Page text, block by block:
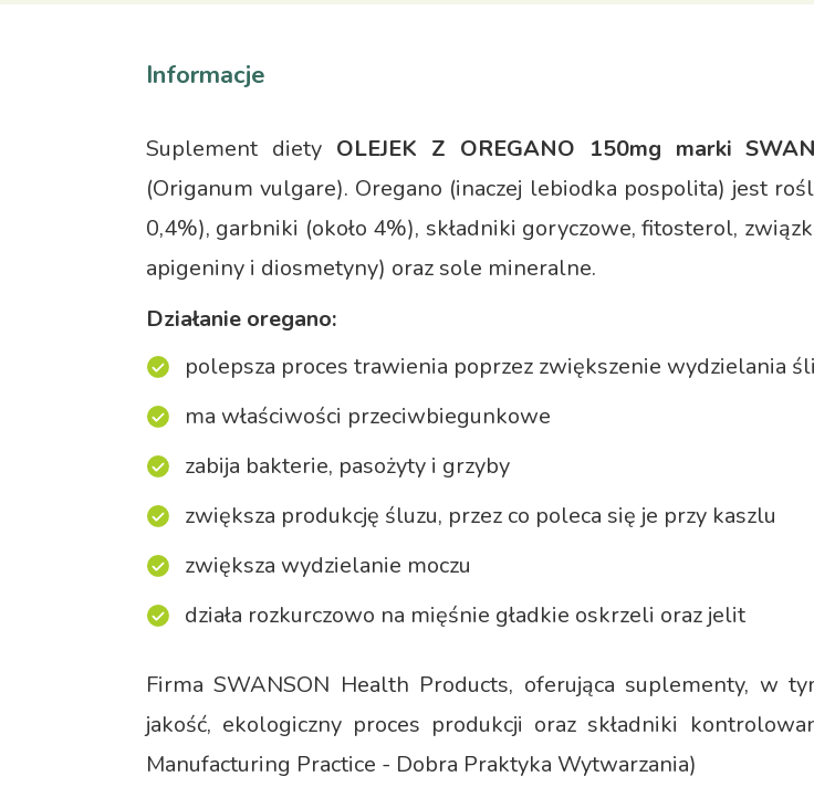
Informacje
Suplement diety OLEJEK Z OREGANO 150mg marki
(Origanum vulgare). Oregano (inaczej lebiodka pospolita) jest
0,4%), garbniki (około 4%), składniki goryczowe, fitosterol,
apigeniny i diosmetyny) oraz sole mineralne.
Działanie oregano:
polepsza proces trawienia poprzez zwiększenie wydzielania
ma właściwości przeciwbiegunkowe
zabija bakterie, pasożyty i grzyby
zwiększa produkcję śluzu, przez co poleca się je przy kaszlu
zwiększa wydzielanie moczu
działa rozkurczowo na mięśnie gładkie oskrzeli oraz jelit
Firma SWANSON Health Products, oferująca suplementy, w
jakość, ekologiczny proces produkcji oraz składniki
Manufacturing Practice - Dobra Praktyka Wytwarzania)